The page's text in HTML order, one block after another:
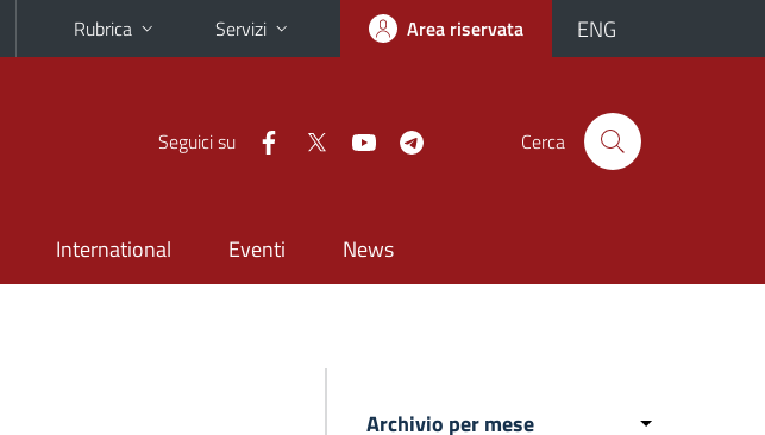
Rubrica Servizi Area riservata ENG
Seguici su Cerca
International Eventi News